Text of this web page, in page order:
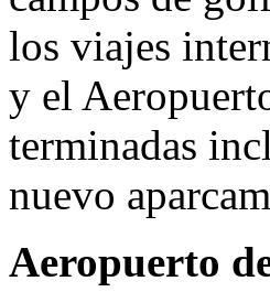
los viajes
y el
terminadas
nuevo
Aeropuerto